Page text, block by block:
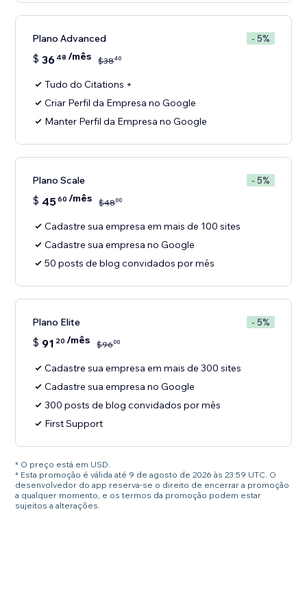
Plano Advanced - 5%
$ 36 48 /mês $3840
Tudo do Citations +
Criar Perfil da Empresa no Google
Manter Perfil da Empresa no Google
Plano Scale - 5%
$ 4560 /mês $4800
Cadastre sua empresa em mais de 100 sites
Cadastre sua empresa no Google
50 posts de blog convidados por mês
Plano Elite - 5%
$ 91 20 /mês $9600
Cadastre sua empresa em mais de 300 sites
Cadastre sua empresa no Google
300 posts de blog convidados por mês
First Support
* O preço está em USD.
* Esta promoção é válida até 9 de agosto de 2026 às 23:59 UTC. O
desenvolvedor do app reserva-se o direito de encerrar a promoção
a qualquer momento, e os termos da promoção podem estar
sujeitos a alterações.